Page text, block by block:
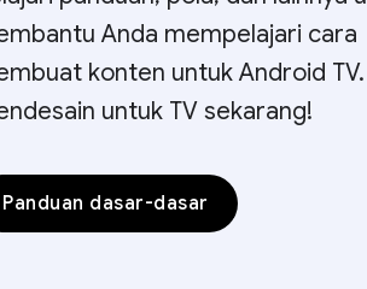
Anda mempelajari cara
konten untuk Android
untuk TV sekarang!
Panduan dasar-dasar